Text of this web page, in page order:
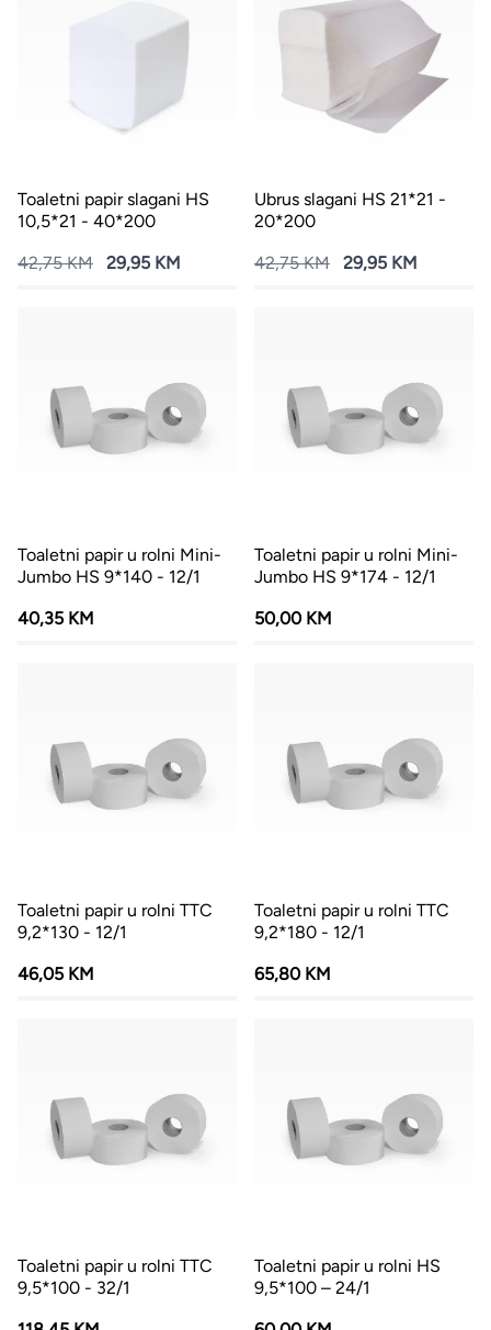
Toaletni papir slagani HS
10,5*21 - 40*200
42,75 KM
29,95 KM
Ubrus slagani HS 21*21 -
20*200
42,75 KM
29,95 KM
Toaletni papir u rolni Mini-
Jumbo HS 9*140 - 12/1
40,35 KM
Toaletni papir u rolni Mini-
Jumbo HS 9*174 - 12/1
50,00 KM
Toaletni papir u rolni TTC
9,2*130 - 12/1
46,05 KM
Toaletni papir u rolni TTC
9,2*180 - 12/1
65,80 KM
Toaletni papir u rolni TTC
9,5*100 - 32/1
Toaletni papir u rolni HS
9,5*100 – 24/1